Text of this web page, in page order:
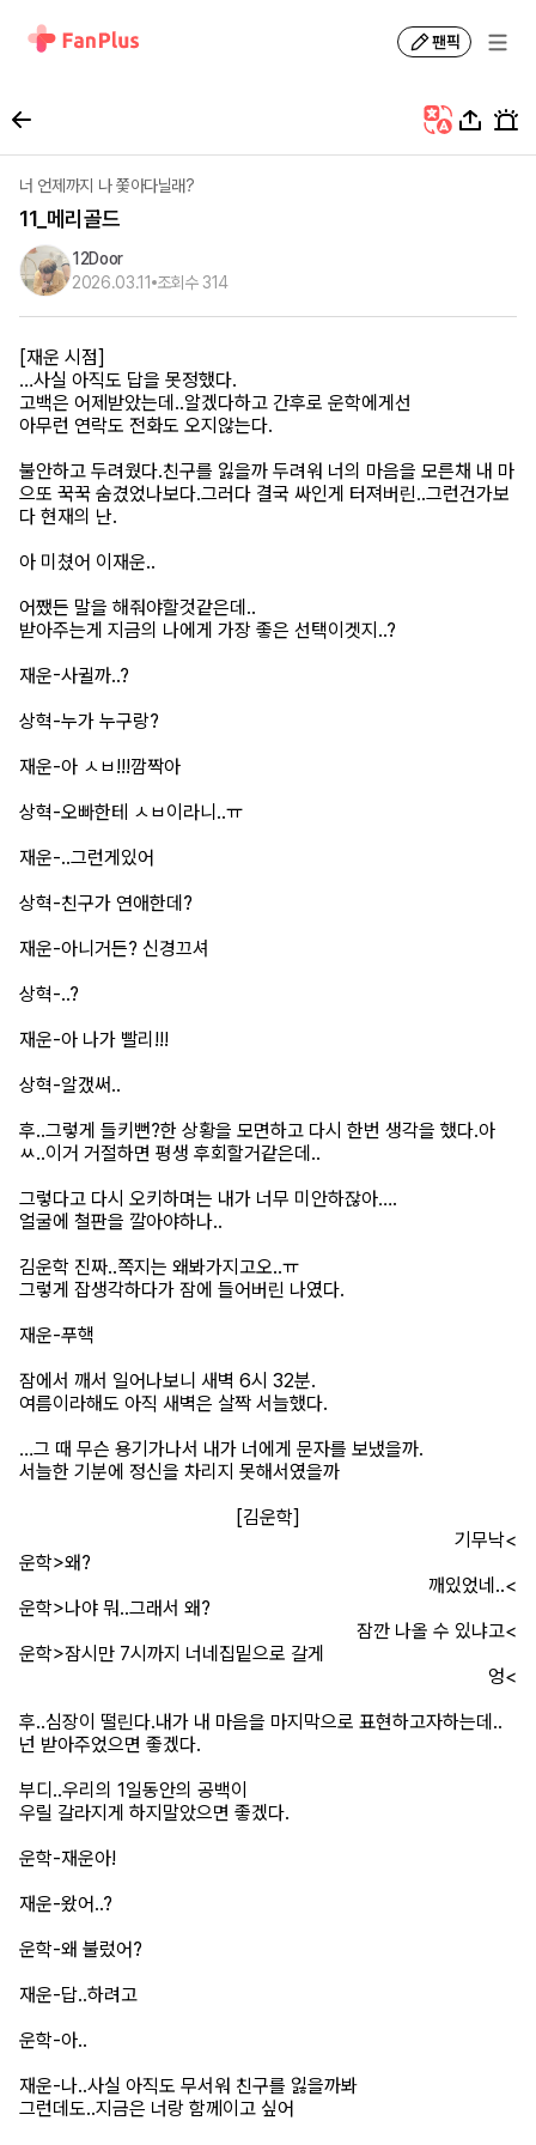
팬픽
너 언제까지 나 쫓아다닐래?
11_메리골드
12Door
2026.03.11 조회수 314
[재운 시점]
…사실 아직도 답을 못정했다.
고백은 어제받았는데..알겠다하고 간후로 운학에게선
아무런 연락도 전화도 오지않는다.
불안하고 두려웠다.친구를 잃을까 두려워 너의 마음을 모른채 내 마
으또 꾹꾹 숨겼었나보다.그러다 결국 싸인게 터져버린..그런건가보
다 현재의 난.
아 미쳤어 이재운..
어쨌든 말을 해줘야할것같은데..
받아주는게 지금의 나에게 가장 좋은 선택이겟지..?
재운-사귈까..?
상혁-누가 누구랑?
재운-아 ㅅㅂ!!!깜짝아
상혁-오빠한테 ㅅㅂ이라니..ㅠ
재운-..그런게있어
상혁-친구가 연애한데?
재운-아니거든? 신경끄셔
상혁-..?
재운-아 나가 빨리!!!
상혁-알갰써..
후..그렇게 들키뻔?한 상황을 모면하고 다시 한번 생각을 했다.아
ㅆ..이거 거절하면 평생 후회할거같은데..
그렇다고 다시 오키하며는 내가 너무 미안하잖아….
얼굴에 철판을 깔아야하나..
김운학 진짜..쪽지는 왜봐가지고오..ㅠ
그렇게 잡생각하다가 잠에 들어버린 나였다.
재운-푸핵
잠에서 깨서 일어나보니 새벽 6시 32분.
여름이라해도 아직 새벽은 살짝 서늘했다.
…그 때 무슨 용기가나서 내가 너에게 문자를 보냈을까.
서늘한 기분에 정신을 차리지 못해서였을까
[김운학]
기무낙<
운학>왜?
깨있었네..<
운학>나야 뭐..그래서 왜?
잠깐 나올 수 있냐고<
운학>잠시만 7시까지 너네집밑으로 갈게
엉<
후..심장이 떨린다.내가 내 마음을 마지막으로 표현하고자하는데..
넌 받아주었으면 좋겠다.
부디..우리의 1일동안의 공백이
우릴 갈라지게 하지말았으면 좋겠다.
운학-재운아!
재운-왔어..?
운학-왜 불렀어?
재운-답..하려고
운학-아..
재운-나..사실 아직도 무서워 친구를 잃을까봐
그런데도..지금은 너랑 함께이고 싶어